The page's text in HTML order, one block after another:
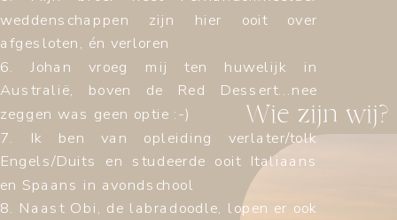
weddenschappen zijn hier ooit over
afgesloten, én verloren
6. Johan vroeg mij ten huwelijk in
Australië, boven de Red Dessert...nee
zeggen was geen optie :-)
7. Ik ben van opleiding verlater/tolk
Engels/Duits en studeerde ooit Italiaans
en Spaans in avondschool
8. Naast Obi, de labradoodle, lopen er ook
Wie zijn wij?